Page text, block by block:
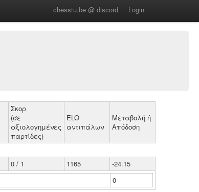
chesstu.be @ discord Login
Σκορ
(σε
αξιολογημένες
παρτίδες)
ELO
αντιπάλων
Μεταβολή ή
Απόδοση
0 / 1 1165
-24.15
0